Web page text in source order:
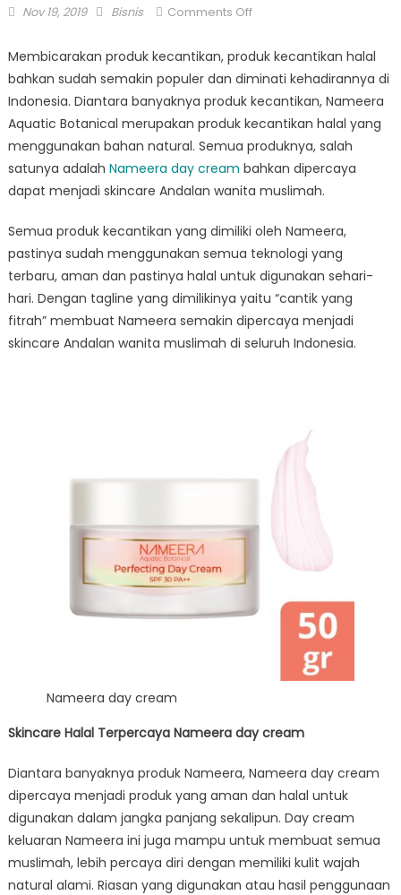
Posted
Nov 19, 2019 Author
Bisnis Comments Offon
Cantik
yang
Fitrah
Day
Cream
Membicarakan produk kecantikan, produk kecantikan halal
bahkan sudah semakin populer dan diminati kehadirannya di
Indonesia. Diantara banyaknya produk kecantikan, Nameera
Aquatic Botanical merupakan produk kecantikan halal yang
menggunakan bahan natural. Semua produknya, salah
satunya adalah Nameera day cream bahkan dipercaya
dapat menjadi skincare Andalan wanita muslimah.
Semua produk kecantikan yang dimiliki oleh Nameera,
pastinya sudah menggunakan semua teknologi yang
terbaru, aman dan pastinya halal untuk digunakan sehari-
hari. Dengan tagline yang dimilikinya yaitu “cantik yang
fitrah” membuat Nameera semakin dipercaya menjadi
skincare Andalan wanita muslimah di seluruh Indonesia.
Nameera day cream
Skincare Halal Terpercaya Nameera day cream
Diantara banyaknya produk Nameera, Nameera day cream
dipercaya menjadi produk yang aman dan halal untuk
digunakan dalam jangka panjang sekalipun. Day cream
keluaran Nameera ini juga mampu untuk membuat semua
muslimah, lebih percaya diri dengan memiliki kulit wajah
natural alami. Riasan yang digunakan atau hasil penggunaan